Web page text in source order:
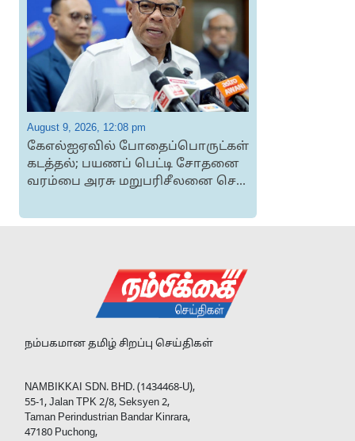
August 9, 2026, 12:08 pm
கேஎல்ஐஏவில் போதைப்பொருட்கள்
கடத்தல்; பயணப் பெட்டி சோதனை
வரம்பை அரசு மறுபரிசீலனை செ...
நம்பகமான தமிழ் சிறப்பு செய்திகள்
NAMBIKKAI SDN. BHD. (1434468-U),
55-1, Jalan TPK 2/8, Seksyen 2,
Taman Perindustrian Bandar Kinrara,
47180 Puchong,